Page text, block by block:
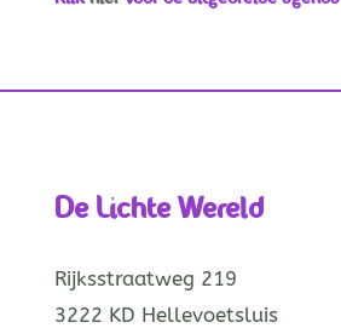
De Lichte Wereld
Rijksstraatweg 219
3222 KD Hellevoetsluis